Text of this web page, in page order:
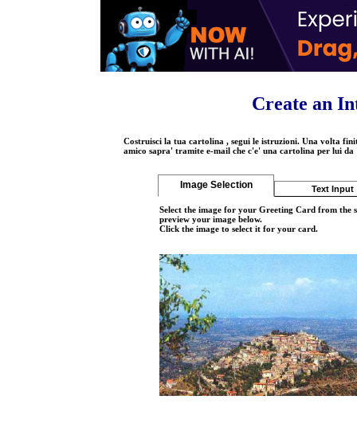
Create an
Costruisci la tua cartolina , segui le istruzioni. Una volta
amico sapra' tramite e-mail che c'e' una cartolina per lui
Image Selection Text Input
Select the image for your Greeting Card from the
preview your image below.
Click the image to select it for your card.